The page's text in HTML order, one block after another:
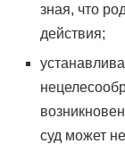
зная, что
действия;
суд может